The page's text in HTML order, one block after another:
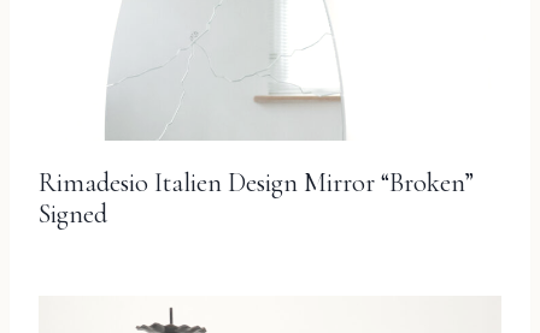
Rimadesio Italien Design Mirror “Broken”
Signed